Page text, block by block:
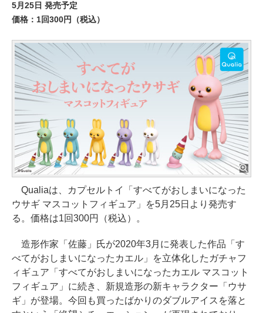
5月25日 発売予定
価格：1回300円（税込）
Qualiaは、カプセルトイ「すべてがおしまいになった
ウサギ マスコットフィギュア」を5月25日より発売す
る。価格は1回300円（税込）。
造形作家「佐藤」氏が2020年3月に発表した作品「す
べてがおしまいになったカエル」を立体化したガチャフ
ィギュア「すべてがおしまいになったカエル マスコット
フィギュア」に続き、新規造形の新キャラクター「ウサ
ギ」が登場。今回も買ったばかりのダブルアイスを落と